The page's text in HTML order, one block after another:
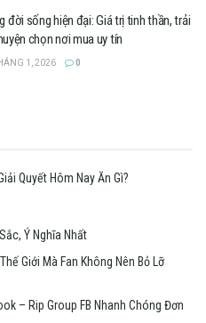
đời sống hiện đại: Giá trị tinh thần, trải
chọn nơi mua uy tín
1, 2026 0
Quyết Hôm Nay Ăn Gì?
Ý Nghĩa Nhất
Giới Mà Fan Không Nên Bỏ Lỡ
– Rip Group FB Nhanh Chóng Đơn